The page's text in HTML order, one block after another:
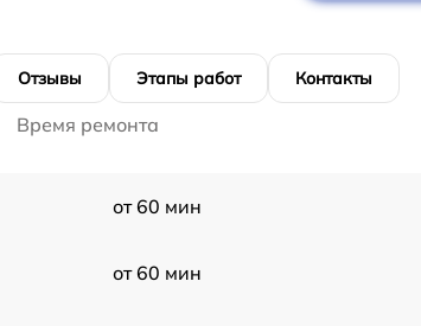
Отзывы Этапы работ Контакты
Время ремонта
от 60 мин
от 60 мин